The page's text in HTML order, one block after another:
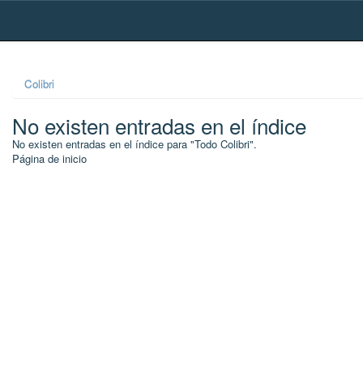
Skip
Colibri
No existen entradas en el índice
No existen entradas en el índice para "Todo Colibri".
Página de inicio